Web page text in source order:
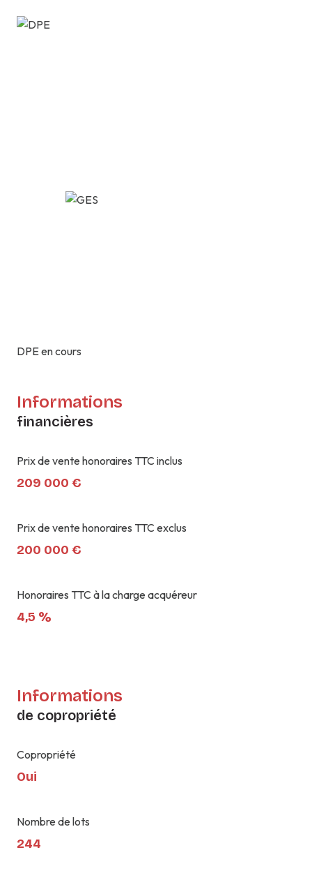
DPE en cours
Informations
financières
Prix de vente honoraires TTC inclus
209 000 €
Prix de vente honoraires TTC exclus
200 000 €
Honoraires TTC à la charge acquéreur
4,5 %
Informations
de copropriété
Copropriété
Oui
Nombre de lots
244